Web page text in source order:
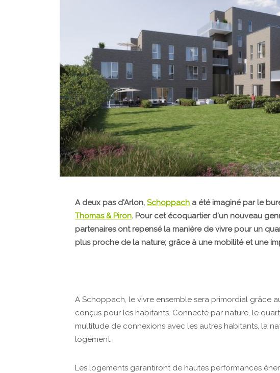
A deux pas d'Arlon, Schoppach a été imaginé par le
Thomas & Piron. Pour cet écoquartier d'un nouveau
partenaires ont repensé la manière de vivre pour un
plus proche de la nature; grâce à une mobilité et une
A Schoppach, le vivre ensemble sera primordial grâce
conçus pour les habitants. Connecté par nature, le
multitude de connexions avec les autres habitants, la
logement.
Les logements garantiront de hautes performances